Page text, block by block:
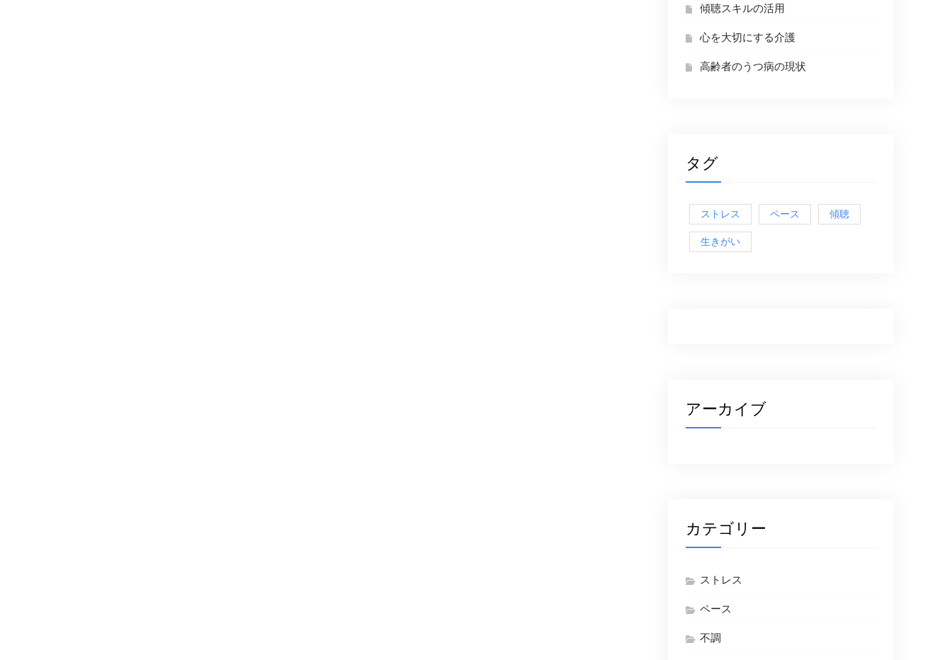
傾聴スキルの活用
心を大切にする介護
高齢者のうつ病の現状
タグ
ストレス ペース 傾聴
生きがい
アーカイブ
カテゴリー
ストレス
ペース
不調